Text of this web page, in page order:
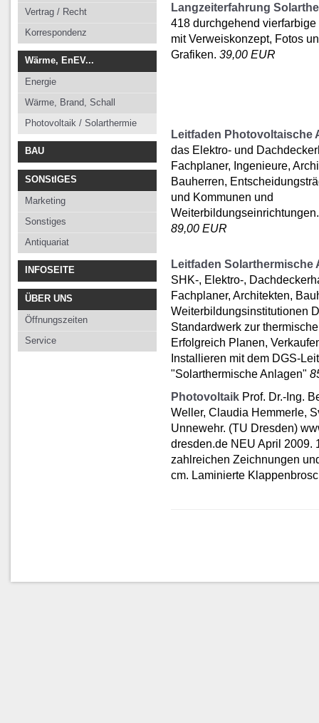
Vertrag / Recht
Korrespondenz
Wärme, EnEV...
Energie
Wärme, Brand, Schall
Photovoltaik / Solarthermie
BAU
SONStIGES
Marketing
Sonstiges
Antiquariat
INFOSEITE
ÜBER UNS
Öffnungszeiten
Service
Langzeiterfahrung
418 durchgehend
mit Verweiskonzept, Fotos
Grafiken. 39,00 EUR
Leitfaden Photovoltaische
das Elektro- und
Fachplaner, Ingenieure,
Bauherren,
und Kommunen und
89,00 EUR
Leitfaden Solarthermische
SHK-, Elektro-,
Fachplaner, Architekten,
Weiterbildungsinstitutionen
Standardwerk zur
Erfolgreich Planen,
Installieren mit dem DGS-
"Solarthermische Anlagen"
Photovoltaik Prof. Dr.-Ing.
Weller, Claudia Hemmerle,
Unnewehr. (TU Dresden)
dresden.de NEU April 2009.
zahlreichen Zeichnungen
cm. Laminierte